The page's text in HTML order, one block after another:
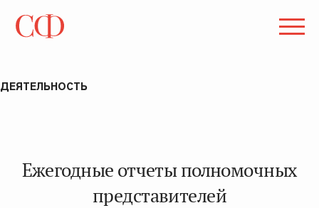
ДЕЯТЕЛЬНОСТЬ
Ежегодные отчеты полномочных
представителей